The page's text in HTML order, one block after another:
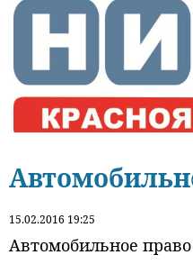
15.02.2016 19:25
Автомобильное